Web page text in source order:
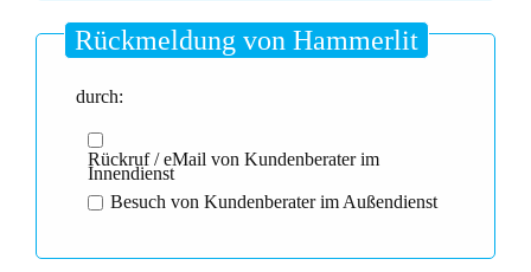
Rückmeldung von Hammerlit
durch:
Rückruf / eMail von Kundenberater im
Innendienst
Besuch von Kundenberater im Außendienst